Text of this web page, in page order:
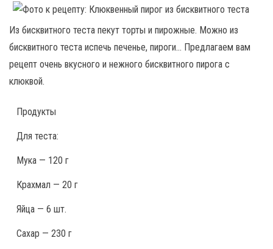
Из бисквитного теста пекут торты и пирожные. Можно из
бисквитного теста испечь печенье, пироги… Предлагаем вам
рецепт очень вкусного и нежного бисквитного пирога с
клюквой.
Продукты
Для теста:
Мука — 120 г
Крахмал — 20 г
Яйца — 6 шт.
Сахар — 230 г